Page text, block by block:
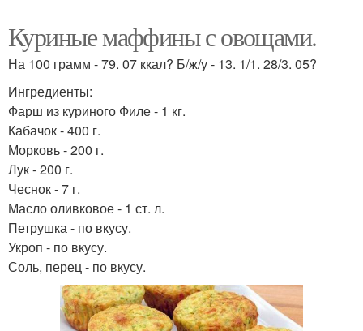
Куриные маффины с овощами.
На 100 грамм - 79. 07 ккал? Б/ж/у - 13. 1/1. 28/3. 05?
Ингредиенты:
Фарш из куриного Филе - 1 кг.
Кабачок - 400 г.
Морковь - 200 г.
Лук - 200 г.
Чеснок - 7 г.
Масло оливковое - 1 ст. л.
Петрушка - по вкусу.
Укроп - по вкусу.
Соль, перец - по вкусу.